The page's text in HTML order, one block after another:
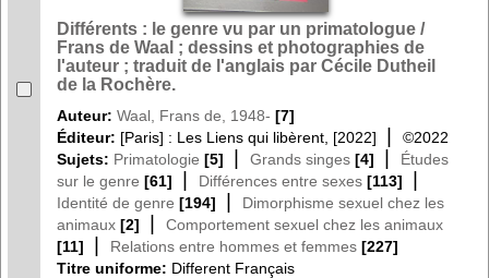
Différents : le genre vu par un primatologue /
Frans de Waal ; dessins et photographies de
l'auteur ; traduit de l'anglais par Cécile Dutheil
de la Rochère.
Auteur: Waal, Frans de, 1948- [7]
Éditeur: [Paris] : Les Liens qui libèrent, [2022]
©2022
Sujets: Primatologie [5] Grands singes [4]
Études
sur le genre [61] Différences entre sexes [113]
Identité de genre [194]
Dimorphisme sexuel chez les
animaux [2]
Comportement sexuel chez les animaux
[11]
Relations entre hommes et femmes [227]
Titre uniforme: Different Français